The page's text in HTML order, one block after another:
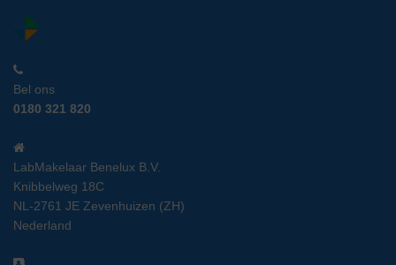
Bel ons
0180 321 820
LabMakelaar Benelux B.V.
Knibbelweg 18C
NL-2761 JE Zevenhuizen (ZH)
Nederland